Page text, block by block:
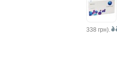
338 грн).